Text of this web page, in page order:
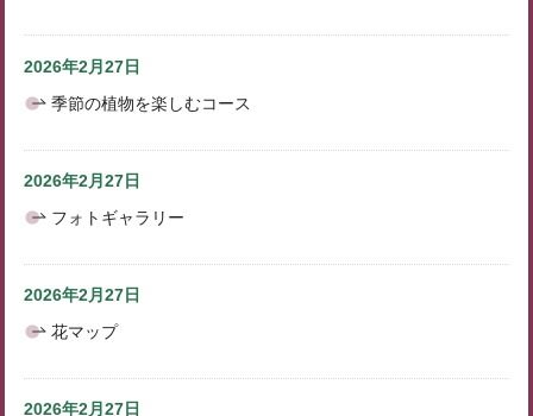
2026年2月27日
季節の植物を楽しむコース
2026年2月27日
フォトギャラリー
2026年2月27日
花マップ
2026年2月27日